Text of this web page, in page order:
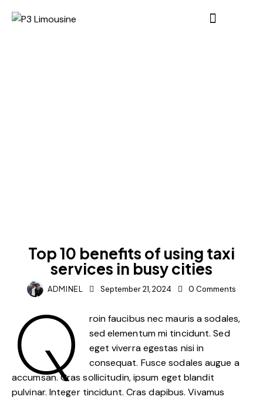
Top 10 benefits of using taxi
services in busy cities
ADMINEL September 21, 2024 0 Comments
Q
roin faucibus nec mauris a sodales,
sed elementum mi tincidunt. Sed
eget viverra egestas nisi in
consequat. Fusce sodales augue a
accumsan. Cras sollicitudin, ipsum eget blandit
pulvinar. Integer tincidunt. Cras dapibus. Vivamus